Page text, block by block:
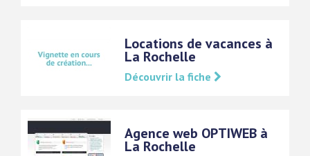
Locations de vacances à
La Rochelle
Découvrir la fiche
Agence web OPTIWEB à
La Rochelle